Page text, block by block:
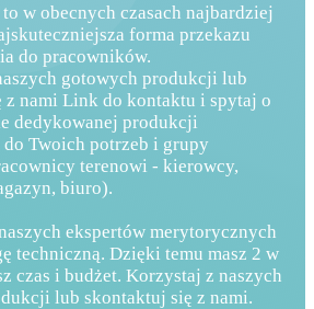
w obecnych czasach najbardziej
forma przekazu
do pracowników.
gotowych produkcji lub
z nami Link do kontaktu i spytaj o
dedykowanej produkcji
do Twoich potrzeb i grupy
terenowi - kierowcy,
biuro).
ekspertów merytorycznych
techniczną. Dzięki temu masz 2 w
czas i budżet. Korzystaj z naszych
lub skontaktuj się z nami.